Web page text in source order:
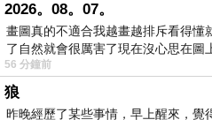
2026。08。07。
畫圖真的不適合我越畫越排斥看得懂
了自然就會很厲害了現在沒心思在
56 分鐘前
狼
昨晚經歷了某些事情，早上醒來，覺